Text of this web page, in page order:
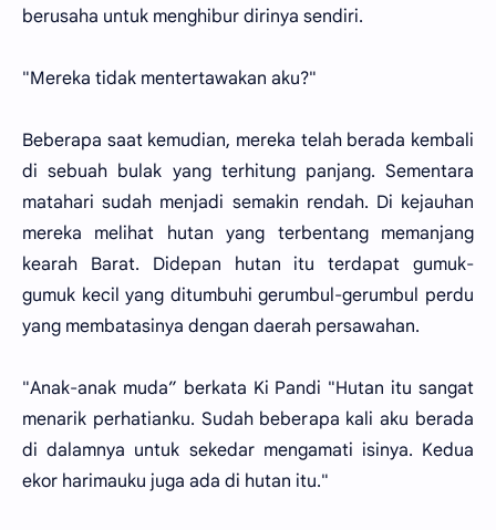
berusaha untuk menghibur dirinya sendiri.
"Mereka tidak mentertawakan aku?"
Beberapa saat kemudian, mereka telah berada kembali
di sebuah bulak yang terhitung panjang. Sementara
matahari sudah menjadi semakin rendah. Di kejauhan
mereka melihat hutan yang terbentang memanjang
kearah Barat. Didepan hutan itu terdapat gumuk-
gumuk kecil yang ditumbuhi gerumbul-gerumbul perdu
yang membatasinya dengan daerah persawahan.
"Anak-anak muda” berkata Ki Pandi "Hutan itu sangat
menarik perhatianku. Sudah beberapa kali aku berada
di dalamnya untuk sekedar mengamati isinya. Kedua
ekor harimauku juga ada di hutan itu."